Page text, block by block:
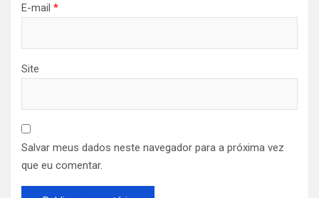
E-mail *
Site
Salvar meus dados neste navegador para a próxima vez
que eu comentar.